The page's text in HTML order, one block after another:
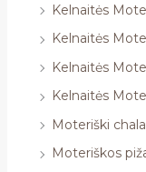
Kelnaitės
Kelnaitės
Kelnaitės
Kelnaitės
Moteriški
Moteriškos